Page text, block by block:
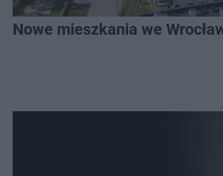
Nowe mieszkania we